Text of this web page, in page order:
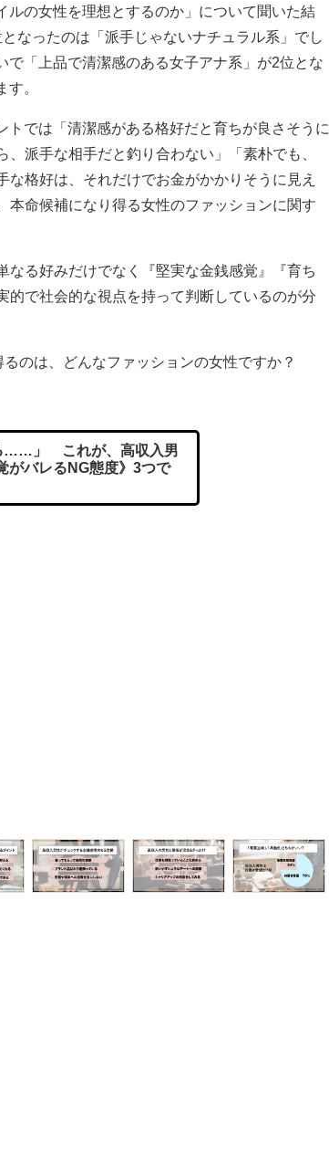
ルの女性を理想とするのか」について聞いた結
なったのは「派手じゃないナチュラル系」でし
で「上品で清潔感のある女子アナ系」が2位とな
す。
では「清潔感がある格好だと育ちが良さそうに
派手な相手だと釣り合わない」「素朴でも、
格好は、それだけでお金がかかりそうに見え
本命候補になり得る女性のファッションに関す
る好みだけでなく『堅実な金銭感覚』『育ち
で社会的な視点を持って判断しているのが分
のは、どんなファッションの女性ですか？
……」 これが、高収入男
がバレるNG態度》3つで